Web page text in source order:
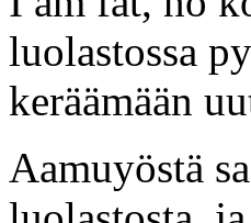
luolastossa
keräämään
Aamuyöstä